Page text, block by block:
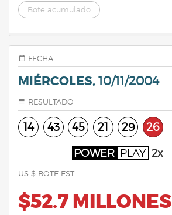
Bote acumulado
FECHA
MIÉRCOLES, 10/11/2004
RESULTADO
14 43 45 21 29 26
POWER PLAY 2x
US $ BOTE EST.
$52.7 MILLONES